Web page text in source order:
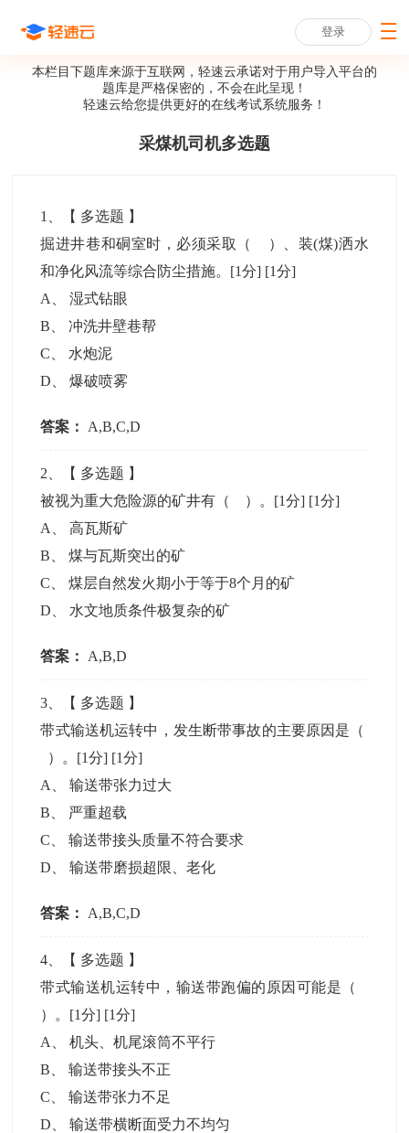
登录
本栏目下题库来源于互联网，轻速云承诺对于用户导入平台的
题库是严格保密的，不会在此呈现！
轻速云给您提供更好的在线考试系统服务！
采煤机司机多选题
1 、【 多选题 】
掘进井巷和硐室时，必须采取（ ）、装(煤)洒水
和净化风流等综合防尘措施。[1分] [1分]
A
、湿式钻眼
B 、冲洗井壁巷帮
C
水炮泥
D 、爆破喷雾
答案： A,B,C,D
2 、【 多选题 】
被视为重大危险源的矿井有（ ）。[1分] [1分]
A
、高瓦斯矿
B 、煤与瓦斯突出的矿
C 、煤层自然发火期小于等于8个月的矿
D
水文地质条件极复杂的矿
答案： A,B,D
3 、【 多选题 】
带式输送机运转中，发生断带事故的主要原因是（
）。[1分] [1分]
A
、输送带张力过大
B
严重超载
C 、输送带接头质量不符合要求
D 、输送带磨损超限、老化
答案： A,B,C,D
4 、【 多选题 】
带式输送机运转中，输送带跑偏的原因可能是（
）。[1分] [1分]
A
、机头、机尾滚筒不平行
B 、输送带接头不正
C 、输送带张力不足
D 、输送带横断面受力不均匀